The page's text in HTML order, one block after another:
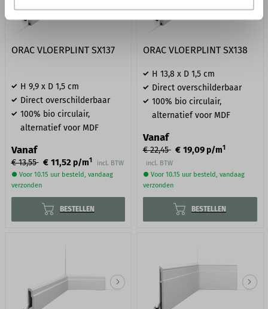
ORAC VLOERPLINT SX137
H 9,9 x D 1,5 cm
Direct overschilderbaar
100% bio circulair,
alternatief voor MDF
Vanaf
€ 13,55 € 11,52p/m1
incl. BTW
● Voor 10.15 uur besteld, vandaag
verzonden
BESTELLEN
ORAC VLOERPLINT SX138
H 13,8 x D 1,5 cm
Direct overschilderbaar
100% bio circulair,
alternatief voor MDF
Vanaf
€ 22,45 € 19,09p/m1
incl. BTW
● Voor 10.15 uur besteld, vandaag
verzonden
BESTELLEN